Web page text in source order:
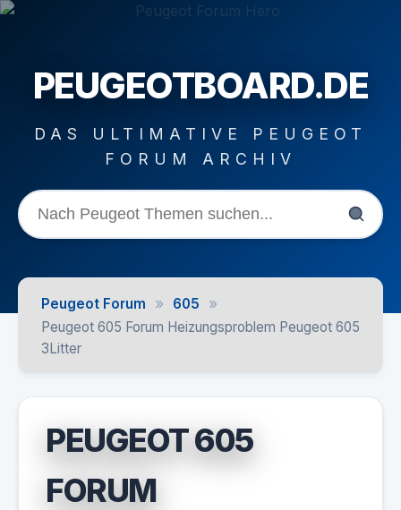
PEUGEOTBOARD.DE
DAS ULTIMATIVE PEUGEOT
FORUM ARCHIV
Peugeot Forum » 605 »
Peugeot 605 Forum Heizungsproblem Peugeot 605
3Litter
PEUGEOT 605
FORUM